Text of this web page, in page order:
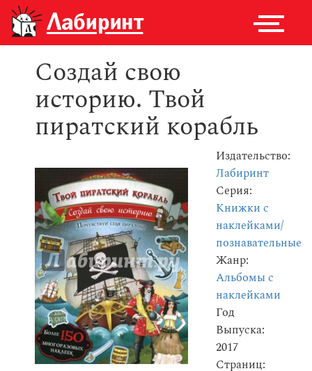
Создай свою
историю. Твой
пиратский корабль
Издательство:
Лабиринт
Серия:
Книжки с
наклейками/
познавательные
Жанр:
Альбомы с
наклейками
Год
Выпуска:
2017
Страниц: